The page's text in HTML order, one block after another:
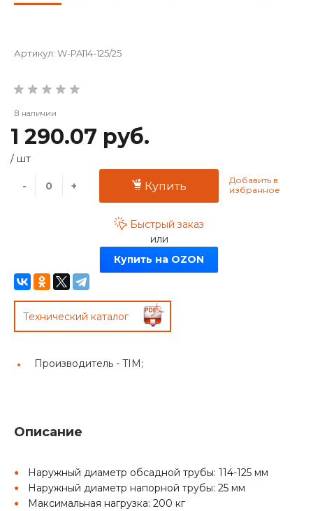
Артикул: W-PA114-125/25
В наличии
1 290.07 руб.
/ шт
- + Купить
Быстрый заказ
или
Купить на OZON
Технический каталог
Производитель - TIM;
Описание
Наружный диаметр обсадной трубы: 114-125 мм
Наружный диаметр напорной трубы: 25 мм
Максимальная нагрузка: 200 кг